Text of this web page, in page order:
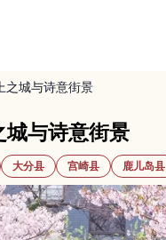
之城与诗意街景
与诗意街景
大分县 宫崎县 鹿儿岛县